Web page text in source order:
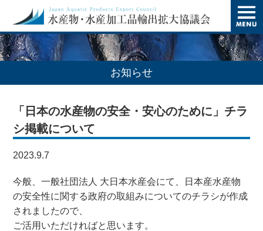
t
o
g
g
l
e
g
i
お知らせ
「日本の水産物の安全・安心のために」チラ
シ掲載について
2023.9.7
今般、一般社団法人 大日本水産会にて、日本産水産物
の安全性に関する政府の取組みについてのチラシが作成
されましたので、
ご活用いただければと思います。